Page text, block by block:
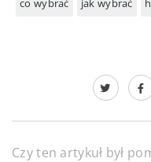
co wybrać jak wybrać
Czy ten artykuł był